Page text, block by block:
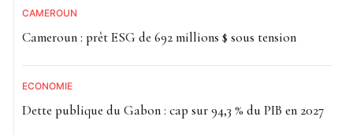
CAMEROUN
Cameroun : prêt ESG de 692 millions $ sous tension
ECONOMIE
Dette publique du Gabon : cap sur 94,3 % du PIB en 2027